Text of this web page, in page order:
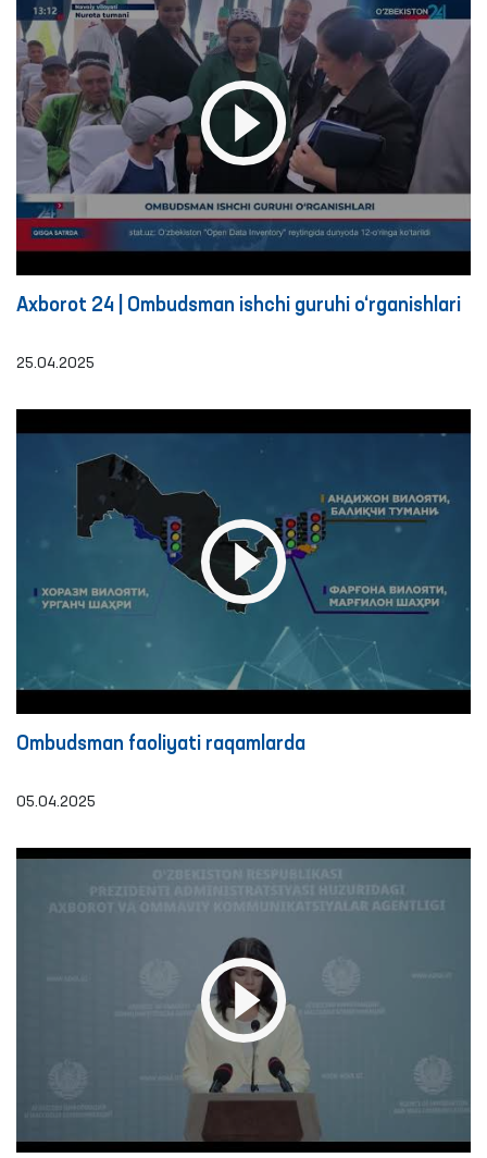
Axborot 24 | Ombudsman ishchi guruhi o‘rganishlari
25.04.2025
Ombudsman faoliyati raqamlarda
05.04.2025